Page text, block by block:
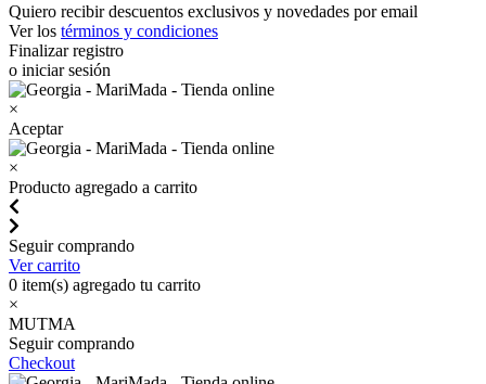
Quiero recibir descuentos exclusivos y novedades por email
Ver los términos y condiciones
Finalizar registro
o iniciar sesión
×
Aceptar
×
Producto agregado a carrito
Seguir comprando
Ver carrito
0 item(s) agregado tu carrito
×
MUTMA
Seguir comprando
Checkout